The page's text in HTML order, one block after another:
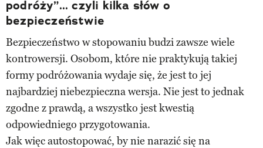
podróży”... czyli kilka słów o
bezpieczeństwie
Bezpieczeństwo w stopowaniu budzi zawsze wiele
kontrowersji. Osobom, które nie praktykują takiej
formy podróżowania wydaje się, że jest to jej
najbardziej niebezpieczna wersja. Nie jest to jednak
zgodne z prawdą, a wszystko jest kwestią
odpowiedniego przygotowania.
Jak więc autostopować, by nie narazić się na